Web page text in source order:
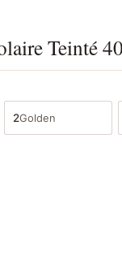
Teinté
2Golden